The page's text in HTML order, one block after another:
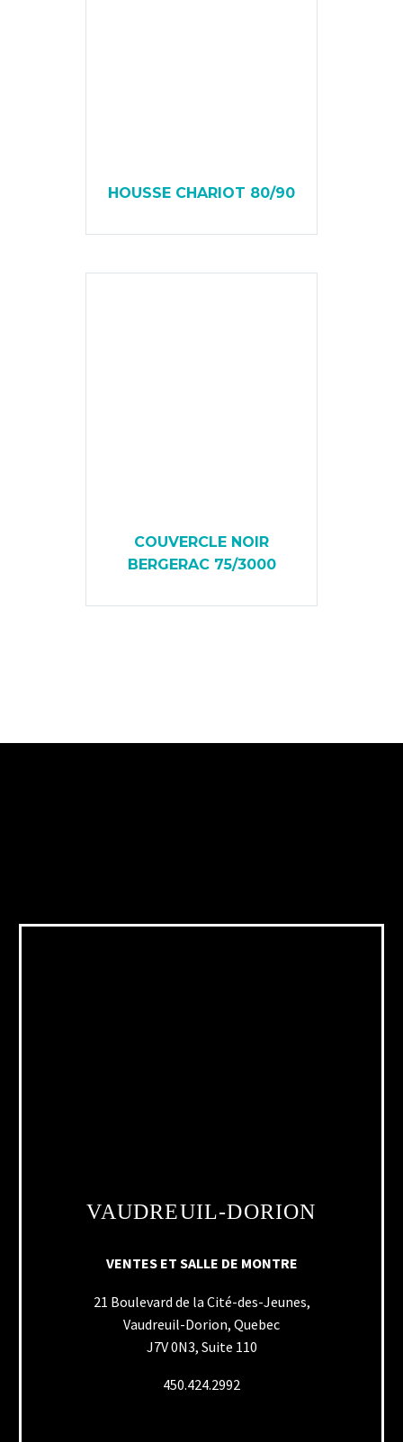
HOUSSE CHARIOT 80/90
COUVERCLE NOIR
BERGERAC 75/3000
VAUDREUIL-DORION
VENTES ET SALLE DE MONTRE
21 Boulevard de la Cité-des-Jeunes,
Vaudreuil-Dorion, Quebec
J7V 0N3, Suite 110
450.424.2992